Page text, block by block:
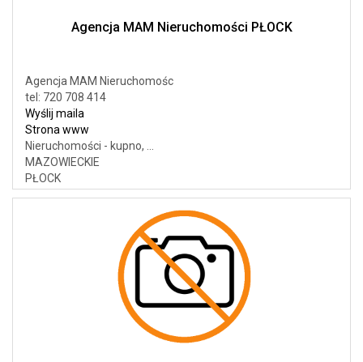
Agencja MAM Nieruchomości PŁOCK
Agencja MAM Nieruchomośc
tel: 720 708 414
Wyślij maila
Strona www
Nieruchomości - kupno, ...
MAZOWIECKIE
PŁOCK